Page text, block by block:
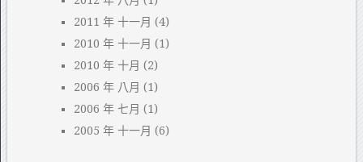
2011 年 十一月 (4)
2010 年 十一月 (1)
2010 年 十月 (2)
2006 年 八月 (1)
2006 年 七月 (1)
2005 年 十一月 (6)